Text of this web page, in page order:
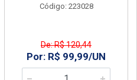
Código: 223028
De: R$ 120,44
Por: R$ 99,99/UN